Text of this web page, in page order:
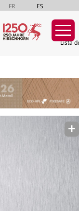
FR ES
Lista